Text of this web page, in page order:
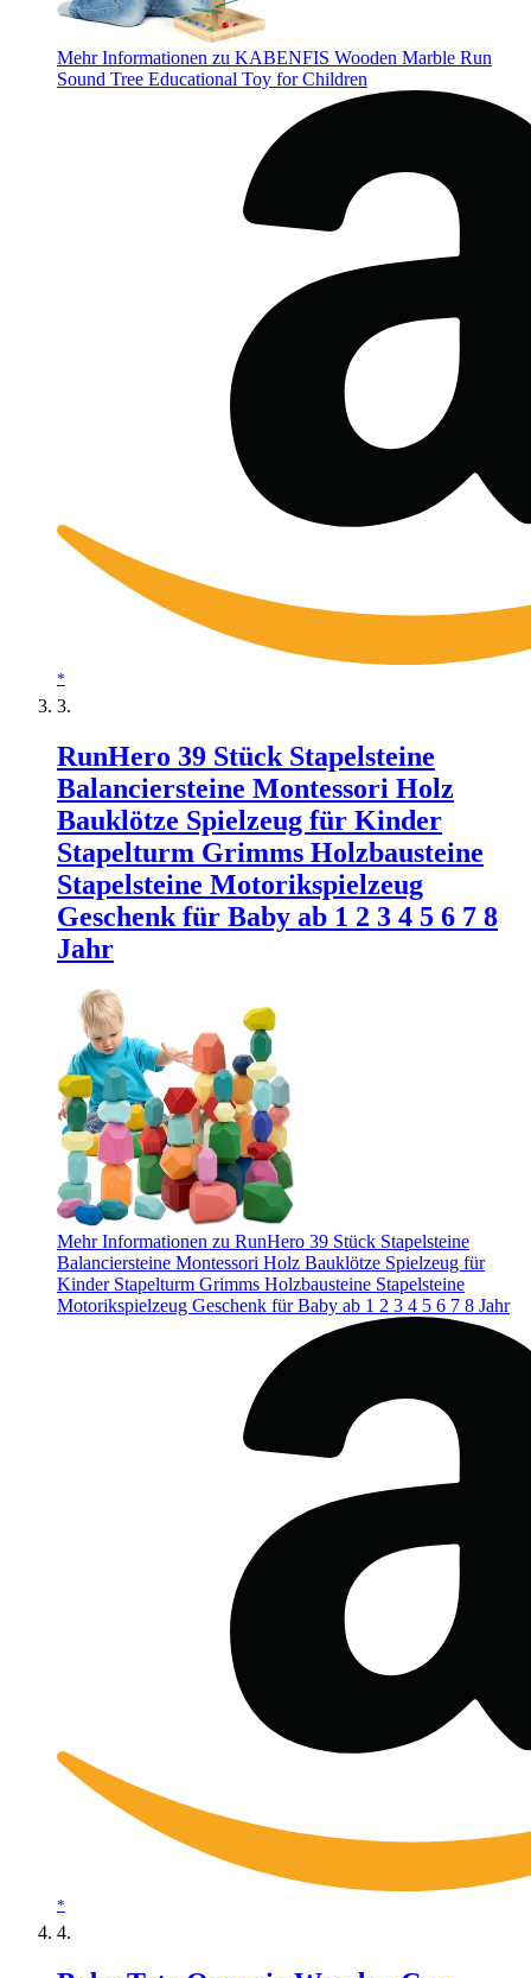
Mehr Informationen zu KABENFIS Wooden Marble Run
Sound Tree Educational Toy for Children
*
RunHero 39 Stück Stapelsteine
Balanciersteine Montessori Holz
Bauklötze Spielzeug für Kinder
Stapelturm Grimms Holzbausteine
Stapelsteine Motorikspielzeug
Geschenk für Baby ab 1 2 3 4 5 6 7 8
Jahr
Mehr Informationen zu RunHero 39 Stück Stapelsteine
Balanciersteine Montessori Holz Bauklötze Spielzeug für
Kinder Stapelturm Grimms Holzbausteine Stapelsteine
Motorikspielzeug Geschenk für Baby ab 1 2 3 4 5 6 7 8 Jahr
*